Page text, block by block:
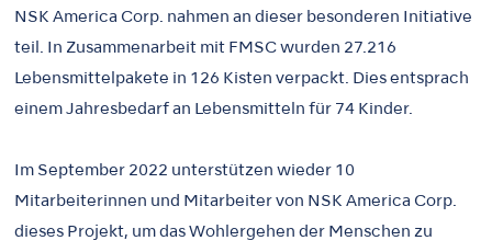
NSK America Corp. nahmen an dieser besonderen Initiative
teil. In Zusammenarbeit mit FMSC wurden 27.216
Lebensmittelpakete in 126 Kisten verpackt. Dies entsprach
einem Jahresbedarf an Lebensmitteln für 74 Kinder.
Im September 2022 unterstützen wieder 10
Mitarbeiterinnen und Mitarbeiter von NSK America Corp.
dieses Projekt, um das Wohlergehen der Menschen zu